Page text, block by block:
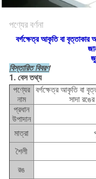
পণ্যের বর্ণনা
বর্গক্ষেত্র আকৃতি বা বৃত্তাকার
বিস্তারিত বিবরণ
1. বেস তথ্য
পণ্যের
নাম
বর্গক্ষেত্র আকৃতি বা
সাদা
প্রধান
উপাদান
মাত্রা
শৈলী
রঙ